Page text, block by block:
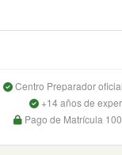
Centro Preparador
+14 años de
Pago de Matrícula